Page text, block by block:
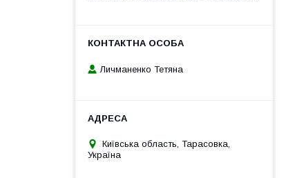
Личманенко Тетяна
Київська область, Тарасовка,
Україна